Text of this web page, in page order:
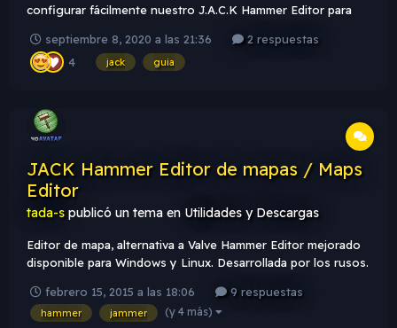
configurar fácilmente nuestro J.A.C.K Hammer Editor para
mismo que configurar el VHE.
septiembre 8, 2020 a las 21:36
2 respuestas
4
jack guia
JACK Hammer Editor de mapas / Maps
Editor
tada-s publicó un tema en Utilidades y Descargas
Editor de mapa, alternativa a Valve Hammer Editor mejorado
disponible para Windows y Linux. Desarrollada por los rusos.
febrero 15, 2015 a las 18:06
9 respuestas
hammer jammer (y 4 más)